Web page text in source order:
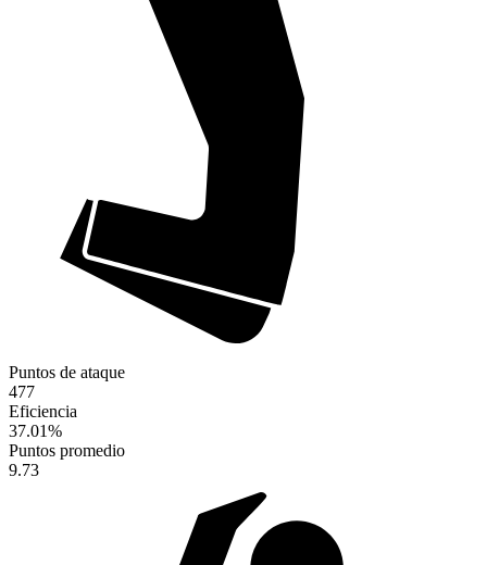
Puntos de ataque
477
Eficiencia
37.01%
Puntos promedio
9.73